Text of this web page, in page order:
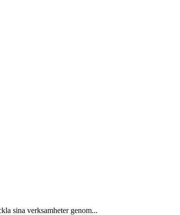
sina verksamheter genom...